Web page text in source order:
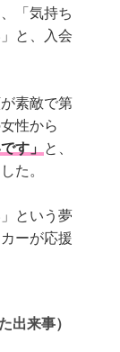
「気持ち
と、入会
素敵で第
性から
す」
と、
た。
という夢
ーが応援
出来事）